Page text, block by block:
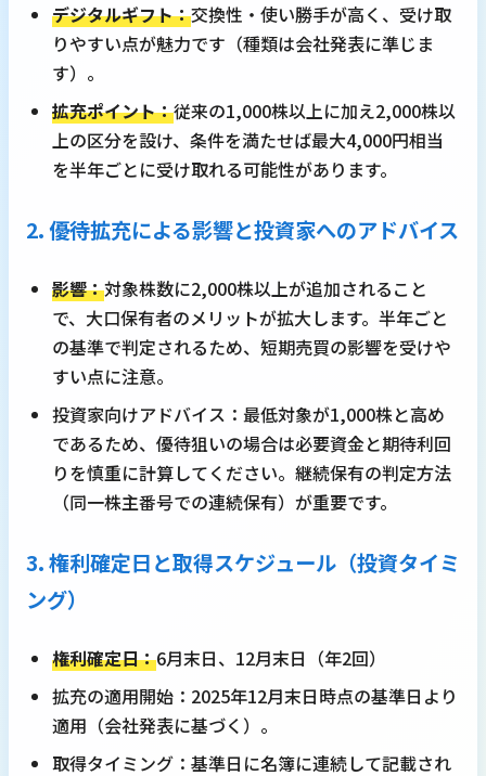
デジタルギフト：交換性・使い勝手が高く、受け取
りやすい点が魅力です（種類は会社発表に準じま
す）。
拡充ポイント：従来の1,000株以上に加え2,000株以
上の区分を設け、条件を満たせば最大4,000円相当
を半年ごとに受け取れる可能性があります。
2. 優待拡充による影響と投資家へのアドバイス
影響：対象株数に2,000株以上が追加されること
で、大口保有者のメリットが拡大します。半年ごと
の基準で判定されるため、短期売買の影響を受けや
すい点に注意。
投資家向けアドバイス：最低対象が1,000株と高め
であるため、優待狙いの場合は必要資金と期待利回
りを慎重に計算してください。継続保有の判定方法
（同一株主番号での連続保有）が重要です。
3. 権利確定日と取得スケジュール（投資タイミ
ング）
権利確定日：6月末日、12月末日（年2回）
拡充の適用開始：2025年12月末日時点の基準日より
適用（会社発表に基づく）。
取得タイミング：基準日に名簿に連続して記載され